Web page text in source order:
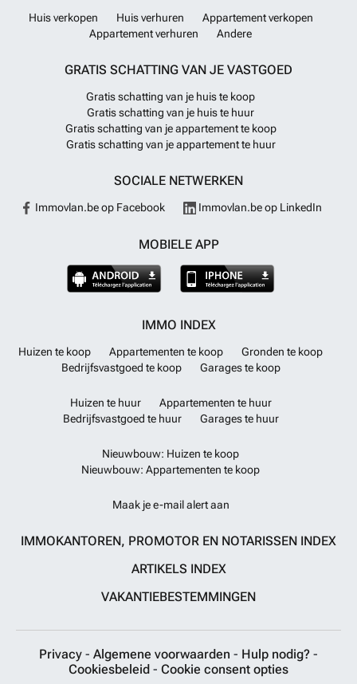
Huis verkopen Huis verhuren
Appartement verkopen
Appartement verhuren
Andere
GRATIS SCHATTING VAN JE VASTGOED
Gratis schatting van je huis te koop
Gratis schatting van je huis te huur
Gratis schatting van je appartement te koop
Gratis schatting van je appartement te huur
SOCIALE NETWERKEN
Immovlan.be op Facebook Immovlan.be op LinkedIn
MOBIELE APP
IMMO INDEX
Huizen te koop Appartementen te koop
Gronden te koop
Bedrijfsvastgoed te koop
Garages te koop
Huizen te huur
Appartementen te huur
Bedrijfsvastgoed te huur
Garages te huur
Nieuwbouw: Huizen te koop
Nieuwbouw: Appartementen te koop
Maak je e-mail alert aan
IMMOKANTOREN, PROMOTOR EN NOTARISSEN INDEX
ARTIKELS INDEX
VAKANTIEBESTEMMINGEN
Privacy - Algemene voorwaarden - Hulp nodig? -
Cookiesbeleid - Cookie consent opties